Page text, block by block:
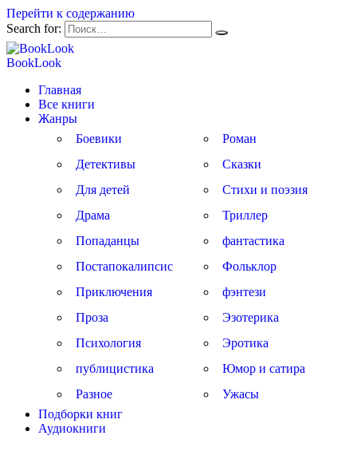
Перейти к содержанию
Search for:
BookLook
Главная
Все книги
Жанры
Боевики
Детективы
Для детей
Драма
Попаданцы
Постапокалипсис
Приключения
Проза
Психология
публицистика
Разное
Роман
Сказки
Стихи и поэзия
Триллер
фантастика
Фольклор
фэнтези
Эзотерика
Эротика
Юмор и сатира
Ужасы
Подборки книг
Аудиокниги